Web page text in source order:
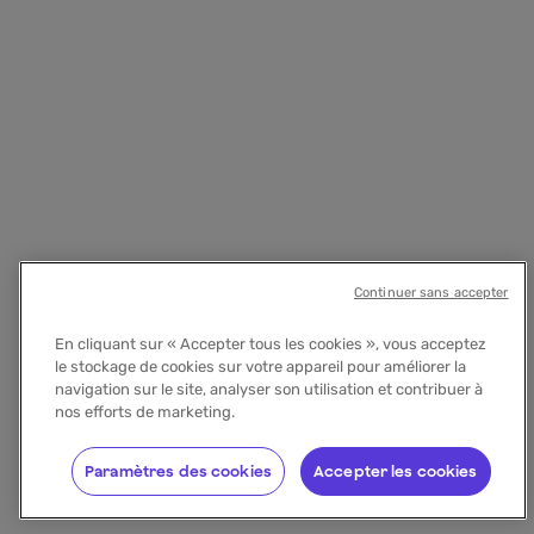
En cliquant sur « Accepter tous les cookies », vous acceptez
le stockage de cookies sur votre appareil pour améliorer la
navigation sur le site, analyser son utilisation et contribuer à
nos efforts de marketing.
Accepter les cookies
Paramètres des cookies
Continuer sans accepter